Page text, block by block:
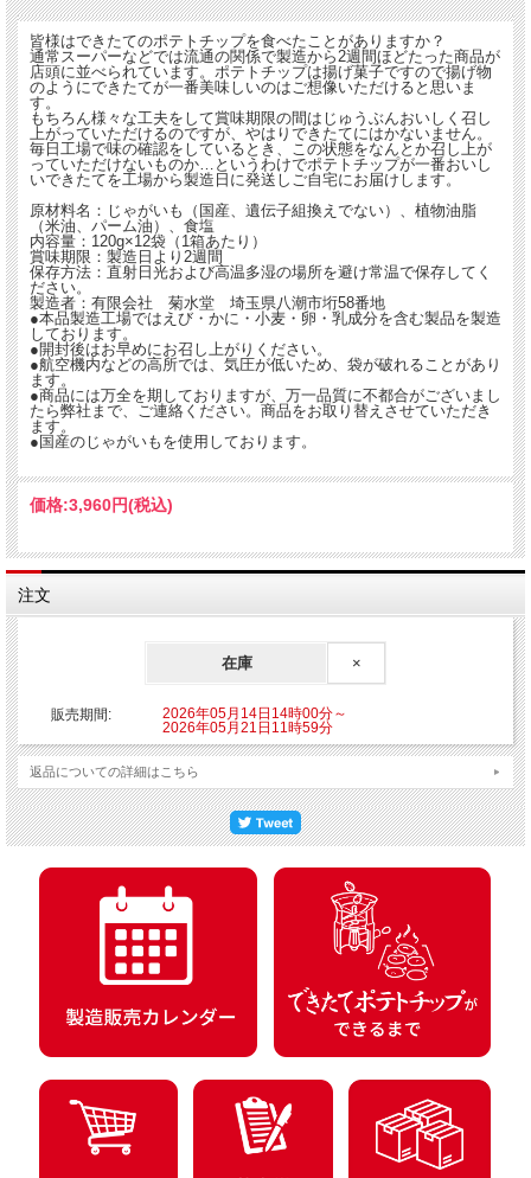
今回発送商品はランダムに「できたてポテトチップ」オリジナルチャームを50個入
れさせていただきます。超レア、超限定....手作りです!!※箱の下の方に入っている
事がありますので、開封時にはご注意ください。
店頭販売向け商品と同じものを送料無料でお送りします。
商品は1箱12袋入りです。ご近所で、職場の皆様でまとめてご注文はいかがでしょ
うか？
詳しい品種、産地はお届け状に記載しております。
厳選した素材を使用し自社工場でポテトチップを生産しそのまま即日発送します！
じゃがいもの味がいきている、できたてそのままのシンプルな商品です。
いままでなかなか召し上がれなかったできたてのポテトチップがご自宅でお召し上
がりいただけます。
【発送日の指定はご容赦ください】
【配達希望日・時間について】
商品発送時にヤマト運輸の伝票番号をメールでお知らせします。下記でお受け取り
の日時をご指定ください。
http://toi.kuronekoyamato.co.jp/cgi-bin/tneko
皆様はできたてのポテトチップを食べたことがありますか？
通常スーパーなどでは流通の関係で製造から2週間ほどたった商品が
店頭に並べられています。ポテトチップは揚げ菓子ですので揚げ物
のようにできたてが一番美味しいのはご想像いただけると思いま
す。
もちろん様々な工夫をして賞味期限の間はじゅうぶんおいしく召し
上がっていただけるのですが、やはりできたてにはかないません。
毎日工場で味の確認をしているとき、この状態をなんとか召し上が
っていただけないものか…というわけでポテトチップが一番おいし
いできたてを工場から製造日に発送しご自宅にお届けします。
原材料名：じゃがいも（国産、遺伝子組換えでない）、植物油脂
（米油、パーム油）、食塩
内容量：120g×12袋（1箱あたり）
賞味期限：製造日より2週間
保存方法：直射日光および高温多湿の場所を避け常温で保存してく
ださい。
製造者：有限会社 菊水堂 埼玉県八潮市垳58番地
●本品製造工場ではえび・かに・小麦・卵・乳成分を含む製品を製造
しております。
●開封後はお早めにお召し上がりください。
●航空機内などの高所では、気圧が低いため、袋が破れることがあり
ます。
●商品には万全を期しておりますが、万一品質に不都合がございまし
たら弊社まで、ご連絡ください。商品をお取り替えさせていただき
ます。
●国産のじゃがいもを使用しております。
価格:3,960円(税込)
注文
在庫 ×
販売期間:
2026年05月14日14時00分～
2026年05月21日11時59分
返品についての詳細はこちら